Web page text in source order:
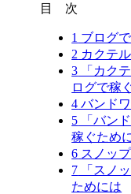
目 次
1 ブログ
2 カクテ
3 「カク
ログで稼
4 バンド
5 「バン
稼ぐため
6 スノッ
7 「スノ
ためには